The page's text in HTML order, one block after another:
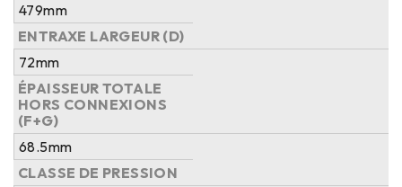
479mm
ENTRAXE LARGEUR (D)
72mm
ÉPAISSEUR TOTALE
HORS CONNEXIONS
(F+G)
68.5mm
CLASSE DE PRESSION